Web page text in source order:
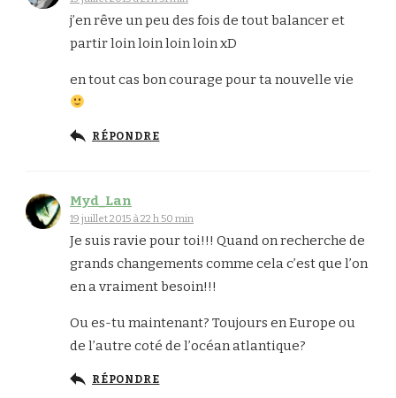
j’en rêve un peu des fois de tout balancer et
partir loin loin loin loin xD
en tout cas bon courage pour ta nouvelle vie
RÉPONDRE
Myd_Lan
19 juillet 2015 à 22 h 50 min
Je suis ravie pour toi!!! Quand on recherche de
grands changements comme cela c’est que l’on
en a vraiment besoin!!!
Ou es-tu maintenant? Toujours en Europe ou
de l’autre coté de l’océan atlantique?
RÉPONDRE